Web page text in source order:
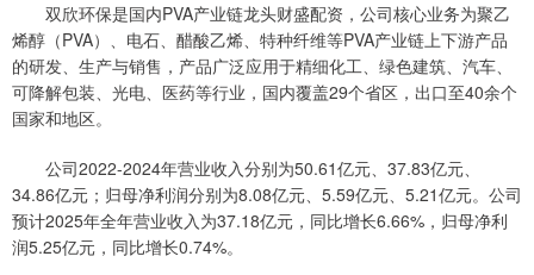
双欣环保是国内PVA产业链龙头财盛配资，公司核心业务为聚乙
烯醇（PVA）、电石、醋酸乙烯、特种纤维等PVA产业链上下游产品
的研发、生产与销售，产品广泛应用于精细化工、绿色建筑、汽车、
可降解包装、光电、医药等行业，国内覆盖29个省区，出口至40余个
国家和地区。
公司2022-2024年营业收入分别为50.61亿元、37.83亿元、
34.86亿元；归母净利润分别为8.08亿元、5.59亿元、5.21亿元。公司
预计2025年全年营业收入为37.18亿元，同比增长6.66%，归母净利
润5.25亿元，同比增长0.74%。